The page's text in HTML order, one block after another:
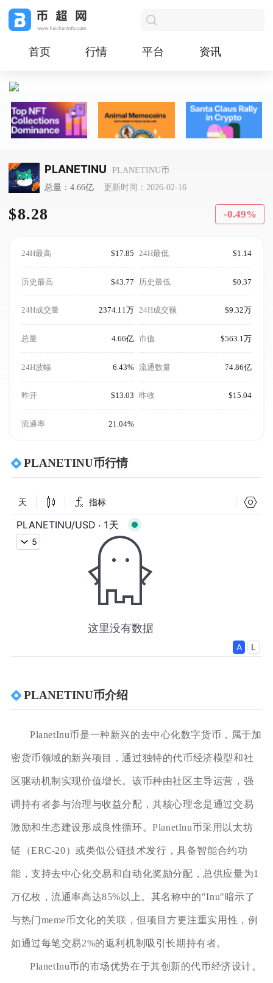
首页 行情 平台 资讯
PLANETINU
PLANETINU币
总量：4.66亿
更新时间：2026-02-16
$8.28 -0.49%
24H最高 $17.85 24H最低 $1.14
历史最高 $43.77 历史最低 $0.37
24H成交量 2374.11万 24H成交额 $9.32万
总量 4.66亿 市值 $563.1万
24H波幅 6.43% 流通数量 74.86亿
昨开 $13.03 昨收 $15.04
流通率 21.04%
PLANETINU币行情
PLANETINU币介绍
PlanetInu币是一种新兴的去中心化数字货币，属于加
密货币领域的新兴项目，通过独特的代币经济模型和社
区驱动机制实现价值增长。该币种由社区主导运营，强
调持有者参与治理与收益分配，其核心理念是通过交易
激励和生态建设形成良性循环。PlanetInu币采用以太坊
链（ERC-20）或类似公链技术发行，具备智能合约功
能，支持去中心化交易和自动化奖励分配，总供应量为1
万亿枚，流通率高达85%以上。其名称中的"Inu"暗示了
与热门meme币文化的关联，但项目方更注重实用性，例
如通过每笔交易2%的返利机制吸引长期持有者。
PlanetInu币的市场优势在于其创新的代币经济设计。